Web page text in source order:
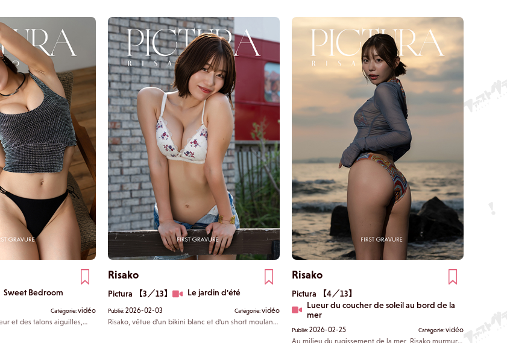
Sweet Bedroom
Catégorie:vidéo
et des talons aiguilles,
Risako
Pictura 【3／13】 Le jardin d'été
Publié:2026-02-03 Catégorie:vidéo
Risako, vêtue d'un bikini blanc et d'un short moulant,
Risako
Pictura 【4／13】
Lueur du coucher de soleil au bord de la
mer
Publié:2026-02-25 Catégorie:vidéo